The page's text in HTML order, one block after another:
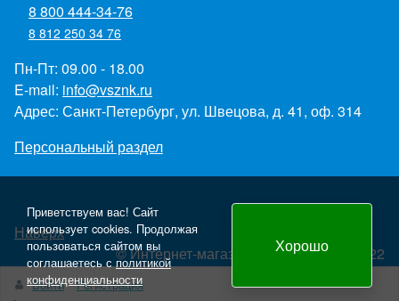
8 800 444-34-76
8 812 250 34 76
Пн-Пт: 09.00 - 18.00
E-mail: info@vsznk.ru
Адрес: Санкт-Петербург, ул. Швецова, д. 41, оф. 314
Персональный раздел
Наверх
© Интернет-магазин "Всезнаки.рф" 2022
Создание и продвижение сайта - Panteon WS
Войти
Регистрация
Приветствуем вас! Сайт
использует cookies. Продолжая
пользоваться сайтом вы
соглашаетесь сполитикой
конфиденциальности
Хорошо